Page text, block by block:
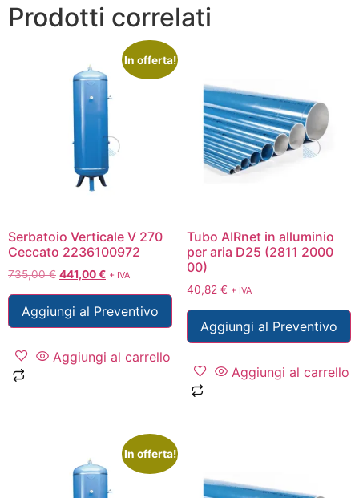
Prodotti correlati
In offerta!
Serbatoio Verticale V 270
Ceccato 2236100972
735,00€ 441,00€ + IVA
Aggiungi al Preventivo
Aggiungi al carrello
Tubo AIRnet in alluminio
per aria D25 (2811 2000
00)
40,82 € + IVA
Aggiungi al Preventivo
Aggiungi al carrello
In offerta!